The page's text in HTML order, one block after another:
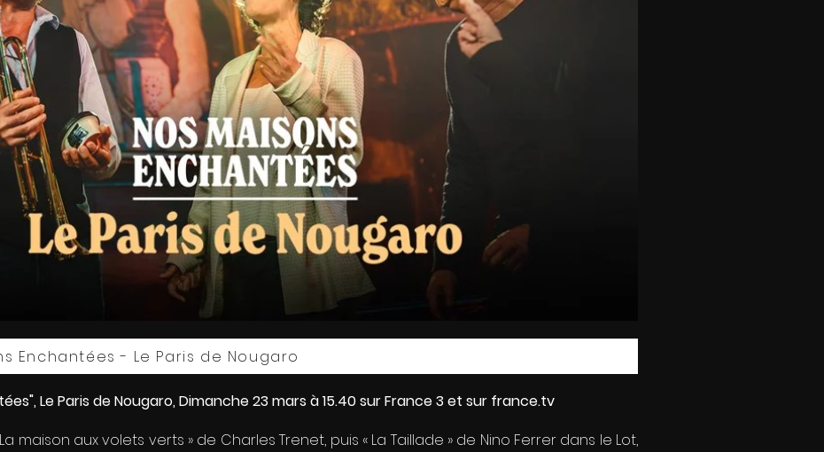
Enchantées - Le Paris de Nougaro
Le Paris de Nougaro, Dimanche 23 mars à 15.40 sur France 3 et sur france.tv
maison aux volets verts » de Charles Trenet, puis « La Taillade » de Nino Ferrer dans le Lot,